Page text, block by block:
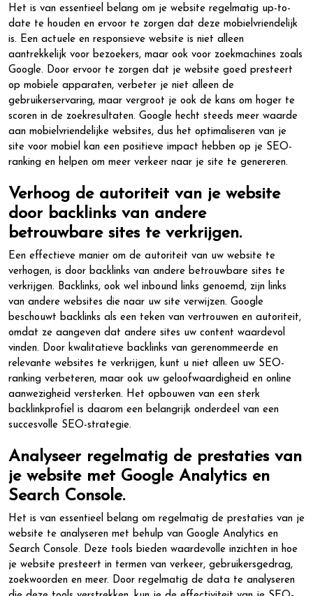
Het is van essentieel belang om je website regelmatig up-to-
date te houden en ervoor te zorgen dat deze mobielvriendelijk
is. Een actuele en responsieve website is niet alleen
aantrekkelijk voor bezoekers, maar ook voor zoekmachines zoals
Google. Door ervoor te zorgen dat je website goed presteert
op mobiele apparaten, verbeter je niet alleen de
gebruikerservaring, maar vergroot je ook de kans om hoger te
scoren in de zoekresultaten. Google hecht steeds meer waarde
aan mobielvriendelijke websites, dus het optimaliseren van je
site voor mobiel kan een positieve impact hebben op je SEO-
ranking en helpen om meer verkeer naar je site te genereren.
Verhoog de autoriteit van je website
door backlinks van andere
betrouwbare sites te verkrijgen.
Een effectieve manier om de autoriteit van uw website te
verhogen, is door backlinks van andere betrouwbare sites te
verkrijgen. Backlinks, ook wel inbound links genoemd, zijn links
van andere websites die naar uw site verwijzen. Google
beschouwt backlinks als een teken van vertrouwen en autoriteit,
omdat ze aangeven dat andere sites uw content waardevol
vinden. Door kwalitatieve backlinks van gerenommeerde en
relevante websites te verkrijgen, kunt u niet alleen uw SEO-
ranking verbeteren, maar ook uw geloofwaardigheid en online
aanwezigheid versterken. Het opbouwen van een sterk
backlinkprofiel is daarom een belangrijk onderdeel van een
succesvolle SEO-strategie.
Analyseer regelmatig de prestaties van
je website met Google Analytics en
Search Console.
Het is van essentieel belang om regelmatig de prestaties van je
website te analyseren met behulp van Google Analytics en
Search Console. Deze tools bieden waardevolle inzichten in hoe
je website presteert in termen van verkeer, gebruikersgedrag,
zoekwoorden en meer. Door regelmatig de data te analyseren